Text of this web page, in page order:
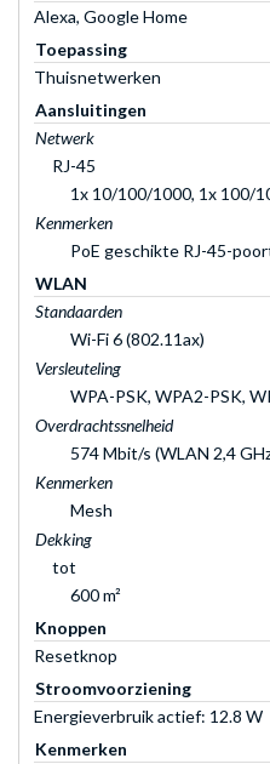
Alexa, Google Home
Toepassing
Thuisnetwerken
Aansluitingen
Netwerk
RJ-45
1x 10/100/1000, 1x 100/
Kenmerken
PoE geschikte RJ-45-
WLAN
Standaarden
Wi-Fi 6 (802.11ax)
Versleuteling
WPA-PSK, WPA2-PSK,
Overdrachtssnelheid
574 Mbit/s (WLAN 2,4
Kenmerken
Mesh
Dekking
tot
600 m²
Knoppen
Resetknop
Stroomvoorziening
Energieverbruik actief: 12.8 W
Kenmerken